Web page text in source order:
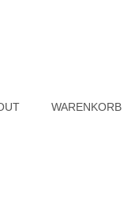
WARENKORB